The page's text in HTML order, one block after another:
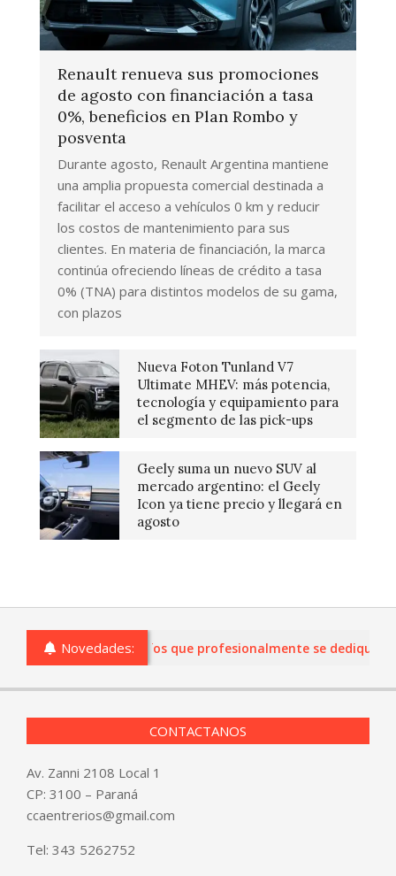
Renault renueva sus promociones
de agosto con financiación a tasa
0%, beneficios en Plan Rombo y
posventa
Durante agosto, Renault Argentina mantiene
una amplia propuesta comercial destinada a
facilitar el acceso a vehículos 0 km y reducir
los costos de mantenimiento para sus
clientes. En materia de financiación, la marca
continúa ofreciendo líneas de crédito a tasa
0% (TNA) para distintos modelos de su gama,
con plazos
Nueva Foton Tunland V7
Ultimate MHEV: más potencia,
tecnología y equipamiento para
el segmento de las pick-ups
Geely suma un nuevo SUV al
mercado argentino: el Geely
Icon ya tiene precio y llegará en
agosto
Novedades:
comercios de Entre Ríos que profesionalmente se dediquen
CONTACTANOS
Av. Zanni 2108 Local 1
CP: 3100 – Paraná
ccaentrerios@gmail.com
Tel: 343 5262752